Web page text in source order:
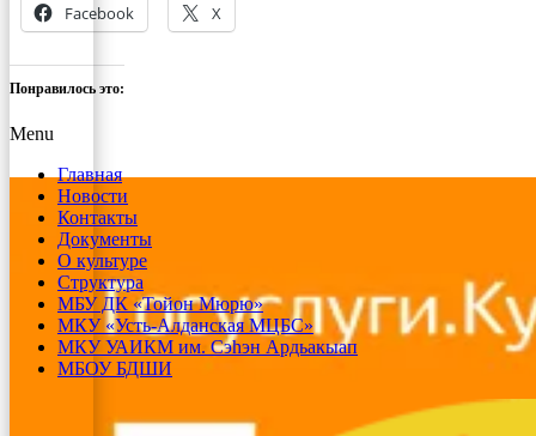
Menu
Главная
Новости
Контакты
Документы
О культуре
Структура
МБУ ДК «Тойон Мюрю»
МКУ «Усть-Алданская МЦБС»
МКУ УАИКМ им. Сэһэн Ардьакыап
МБОУ БДШИ
Facebook X
Понравилось это: